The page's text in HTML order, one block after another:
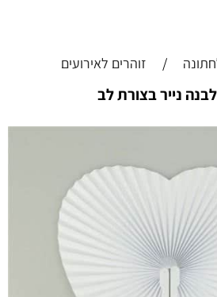
/ זוהרים לאירועים
נייר בצורת לב